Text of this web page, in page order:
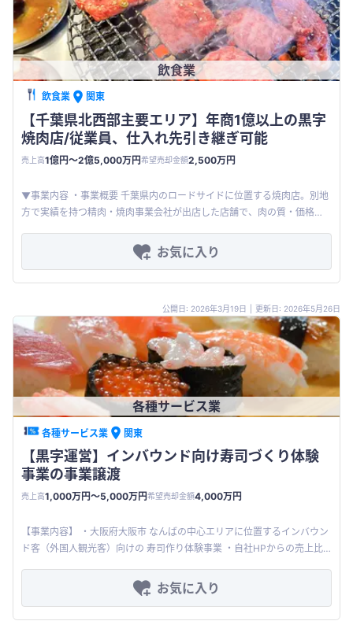
飲食業
飲食業 関東
【千葉県北西部主要エリア】年商1億以上の黒字
焼肉店/従業員、仕入れ先引き継ぎ可能
売上高1億円〜2億5,000万円希望売却金額2,500万円
▼事業内容 ・事業概要 千葉県内のロードサイドに位置する焼肉店。別地
方で実績を持つ精肉・焼肉事業会社が出店した店舗で、肉の質・価格
お気に入り
公開日: 2026年3月19日 更新日: 2026年5月26日
各種サービス業
各種サービス業 関東
【黒字運営】インバウンド向け寿司づくり体験
事業の事業譲渡
売上高1,000万円〜5,000万円希望売却金額4,000万円
【事業内容】 ・大阪府大阪市 なんばの中心エリアに位置するインバウン
ド客（外国人観光客）向けの 寿司作り体験事業 ・自社HPからの売上比
お気に入り